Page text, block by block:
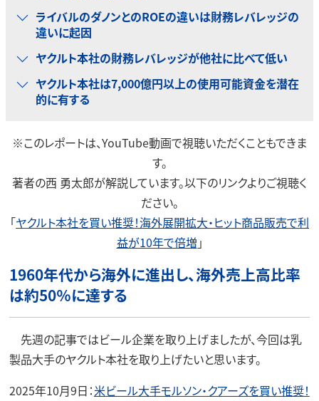
ライバルのダノンとのROEの違いは財務レバレッジの
違いに起因
ヤクルト本社の財務レバレッジが他社に比べて低い
ヤクルト本社は7,000億円以上の使用可能資金を潜在
的に有する
※このレポートは、YouTube動画で視聴いただくこともできま
す。
著者の西 勇太郎が解説しています。以下のリンクよりご視聴く
ださい。
「ヤクルト本社を買い推奨！海外展開拡大・ヒット商品販売で利
益が10年で倍増 」
1960年代から海外に進出し、海外売上高比率
は約50％に達する
先週の記事ではビール企業を取り上げましたが、今回は乳
製品大手のヤクルト本社を取り上げたいと思います。
2025年10月9日：米ビール大手モルソン・クアーズを買い推奨！